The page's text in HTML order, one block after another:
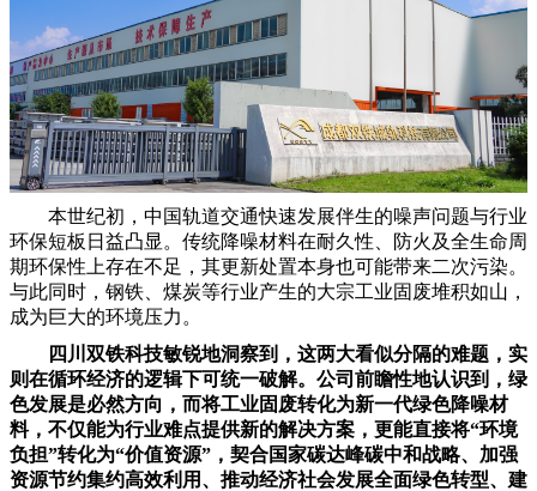
本世纪初，中国轨道交通快速发展伴生的噪声问题与行业
环保短板日益凸显。传统降噪材料在耐久性、防火及全生命周
期环保性上存在不足，其更新处置本身也可能带来二次污染。
与此同时，钢铁、煤炭等行业产生的大宗工业固废堆积如山，
成为巨大的环境压力。
四川双铁科技敏锐地洞察到，这两大看似分隔的难题，实
则在循环经济的逻辑下可统一破解。 公司前瞻性地认识到，绿
色发展是必然方向，而将工业固废转化为新一代绿色降噪材
料，不仅能为行业难点提供新的解决方案，更能直接将“环境
负担”转化为“价值资源”，契合国家碳达峰碳中和战略、加强
资源节约集约高效利用、推动经济社会发展全面绿色转型、建